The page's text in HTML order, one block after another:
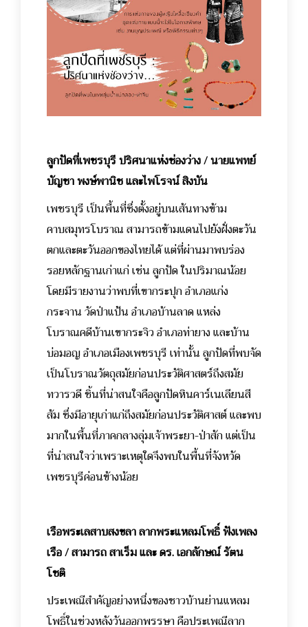
ลูกปัดที่เพชรบุรี ปริศนาแห่งช่องว่าง / นายแพทย์
บัญชา พงษ์พานิช และไพโรจน์ สิงบัน
เพชรบุรี เป็นพื้นที่ซึ่งตั้งอยู่บนเส้นทางข้าม
คาบสมุทรโบราณ สามารถข้ามแดนไปยังฝั่งตะวัน
ตกและตะวันออกของไทยได้ แต่ที่ผ่านมาพบร่อง
รอยหลักฐานเก่าแก่ เช่น ลูกปัด ในปริมาณน้อย
โดยมีรายงานว่าพบที่เขากระปุก อำเภอแก่ง
กระจาน วัดป่าแป้น อำเภอบ้านลาด แหล่ง
โบราณคดีบ้านเขากระจิว อำเภอท่ายาง และบ้าน
บ่อมอญ อำเภอเมืองเพชรบุรี เท่านั้น ลูกปัดที่พบจัด
เป็นโบราณวัตถุสมัยก่อนประวัติศาสตร์ถึงสมัย
ทวารวดี ชิ้นที่น่าสนใจคือลูกปัดหินคาร์เนเลียนสี
ส้ม ซึ่งมีอายุเก่าแก่ถึงสมัยก่อนประวัติศาสต์ และพบ
มากในพื้นที่ภาคกลางลุ่มเจ้าพระยา-ป่าสัก แต่เป็น
ที่น่าสนใจว่าเพราะเหตุใดจึงพบในพื้นที่จังหวัด
เพชรบุรีค่อนข้างน้อย
เรือพระเลสาบสงขลา ลากพระแหลมโพธิ์ ฟังเพลง
เรือ / สามารถ สาเร็ม และ ดร. เอกลักษณ์ รัตน
โชติ
ประเพณีสำคัญอย่างหนึ่งของชาวบ้านย่านแหลม
โพธิ์ในช่วงหลังวันออกพรรษา คือประเพณีลาก